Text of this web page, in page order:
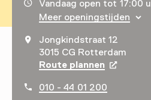
Openingstijden, adres &
Vandaag open tot 17:00
Meer openingstijden
Jongkindstraat 12
3015 CG Rotterdam
Route plannen Opent in
010 - 44 01 200